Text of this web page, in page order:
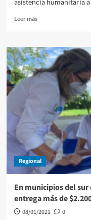
asistencia humanitaria a
Leer másLeer
Afectados
por
vendaval
en
Cartagena,
reciben
elementos
de
asistencia
humanitaria
Regional
En municipios del
entrega más de
08/01/2021
0